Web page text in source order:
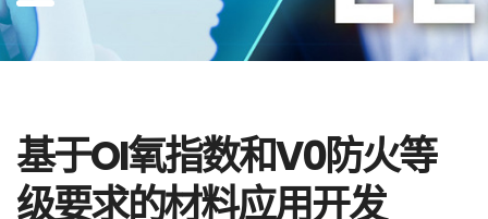
基于OI氧指数和V0防火等
级要求的材料应用开发